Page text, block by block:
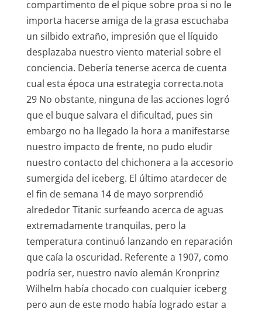
compartimento de el pique sobre proa si no le
importa hacerse amiga de la grasa escuchaba
un silbido extraño, impresión que el líquido
desplazaba nuestro viento material sobre el
conciencia. Debería tenerse acerca de cuenta
cual esta época una estrategia correcta.nota
29 No obstante, ninguna de las acciones logró
que el buque salvara el dificultad, pues sin
embargo no ha llegado la hora a manifestarse
nuestro impacto de frente, no pudo eludir
nuestro contacto del chichonera a la accesorio
sumergida del iceberg. El último atardecer de
el fin de semana 14 de mayo sorprendió
alrededor Titanic surfeando acerca de aguas
extremadamente tranquilas, pero la
temperatura continuó lanzando en reparación
que caía la oscuridad. Referente a 1907, como
podrí­a ser, nuestro navío alemán Kronprinz
Wilhelm había chocado con cualquier iceberg
pero aun de este modo había logrado estar a